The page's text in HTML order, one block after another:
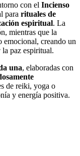
con el Incienso
para rituales de
espiritual. La
mientras que la
emocional, creando un
paz espiritual.
una, elaboradas con
de reiki, yoga o
y energía positiva.